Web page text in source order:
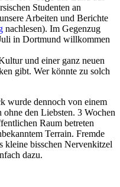
Studenten an
Arbeiten und Berichte
nachlesen). Im Gegenzug
in Dortmund willkommen
und einer ganz neuen
gibt. Wer könnte zu solch
wurde dennoch von einem
den Liebsten. 3 Wochen
Raum betreten
Terrain. Fremde
kleine bisschen Nervenkitzel
dazu.